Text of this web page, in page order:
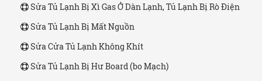
Sửa Tủ Lạnh Bị Xì Gas Ở Dàn Lạnh, Tủ Lạnh Bị Rò Điện
Sửa Tủ Lạnh Bị Mất Nguồn
Sửa Cửa Tủ Lạnh Không Khít
Sửa Tủ Lạnh Bị Hư Board (bo Mạch)